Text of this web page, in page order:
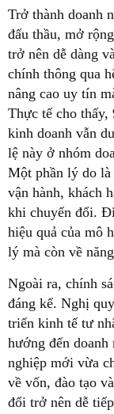
Trở thành doanh
đấu thầu, mở
trở nên dễ dàng
chính thông qua
nâng cao uy tín
Thực tế cho thấy,
kinh doanh vẫn
lệ này ở nhóm
Một phần lý do là
vận hành, khách
khi chuyển đổi.
hiệu quả của mô
lý mà còn về
Ngoài ra, chính
đáng kể. Nghị
triển kinh tế tư
hướng đến doanh
nghiệp mới vừa
về vốn, đào tạo
đổi trở nên dễ